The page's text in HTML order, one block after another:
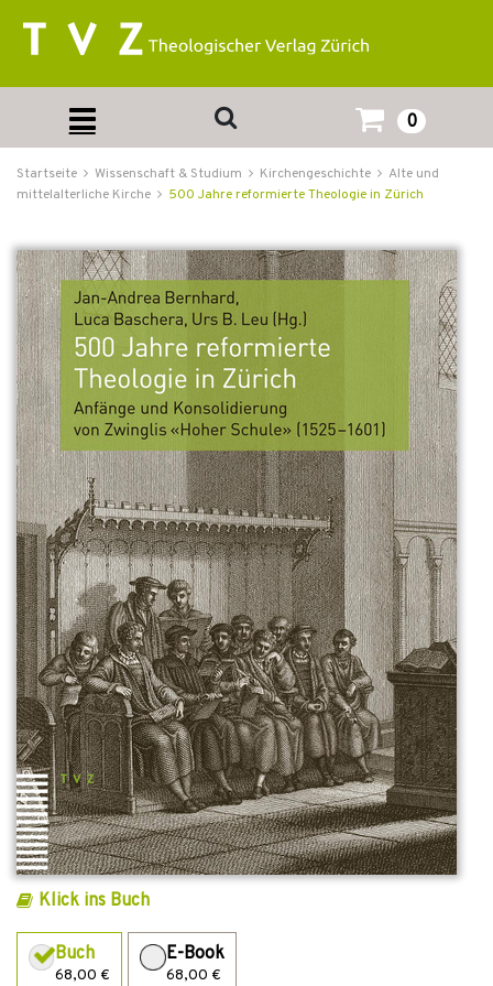
0
Startseite Wissenschaft & Studium Kirchengeschichte
Alte und
mittelalterliche Kirche
500 Jahre reformierte Theologie in Zürich
Klick ins Buch
Buch
68,00 €
E-Book
68,00 €